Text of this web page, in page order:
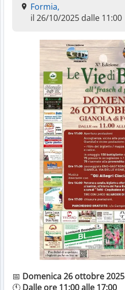
Formia,
il 26/10/2025 dalle 11:00
📅 Domenica 26 ottobre 2025
🕚 Dalle ore 11:00 alle 17:00